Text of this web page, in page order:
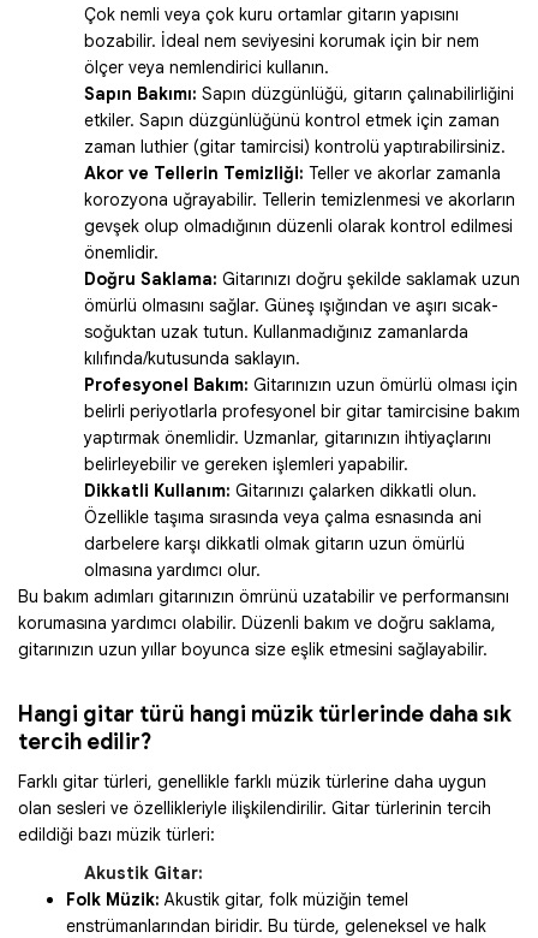
Çok nemli veya çok kuru ortamlar gitarın yapısını
bozabilir. İdeal nem seviyesini korumak için bir nem
ölçer veya nemlendirici kullanın.
Sapın Bakımı: Sapın düzgünlüğü, gitarın çalınabilirliğini
etkiler. Sapın düzgünlüğünü kontrol etmek için zaman
zaman luthier (gitar tamircisi) kontrolü yaptırabilirsiniz.
Akor ve Tellerin Temizliği: Teller ve akorlar zamanla
korozyona uğrayabilir. Tellerin temizlenmesi ve akorların
gevşek olup olmadığının düzenli olarak kontrol edilmesi
önemlidir.
Doğru Saklama: Gitarınızı doğru şekilde saklamak uzun
ömürlü olmasını sağlar. Güneş ışığından ve aşırı sıcak-
soğuktan uzak tutun. Kullanmadığınız zamanlarda
kılıfında/kutusunda saklayın.
Profesyonel Bakım: Gitarınızın uzun ömürlü olması için
belirli periyotlarla profesyonel bir gitar tamircisine bakım
yaptırmak önemlidir. Uzmanlar, gitarınızın ihtiyaçlarını
belirleyebilir ve gereken işlemleri yapabilir.
Dikkatli Kullanım: Gitarınızı çalarken dikkatli olun.
Özellikle taşıma sırasında veya çalma esnasında ani
darbelere karşı dikkatli olmak gitarın uzun ömürlü
olmasına yardımcı olur.
Bu bakım adımları gitarınızın ömrünü uzatabilir ve performansını
korumasına yardımcı olabilir. Düzenli bakım ve doğru saklama,
gitarınızın uzun yıllar boyunca size eşlik etmesini sağlayabilir.
Hangi gitar türü hangi müzik türlerinde daha sık
tercih edilir?
Farklı gitar türleri, genellikle farklı müzik türlerine daha uygun
olan sesleri ve özellikleriyle ilişkilendirilir. Gitar türlerinin tercih
edildiği bazı müzik türleri:
Akustik Gitar:
Folk Müzik: Akustik gitar, folk müziğin temel
enstrümanlarından biridir. Bu türde, geleneksel ve halk